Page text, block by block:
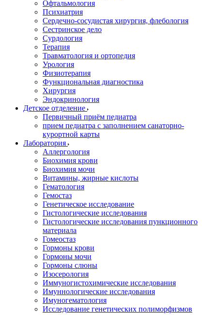
Офтальмология
Психиатрия
Сердечно-сосудистая хирургия, флебология
Сестринское дело
Сурдология
Терапия
Травматология и ортопедия
Урология
Физиотерапия
Функциональная диагностика
Хирургия
Эндокринология
Детское отделение
Первичный приём педиатра
прием педиатра с заполнением санаторно-
курортной карты
Лаборатория
Аллергология
Биохимия крови
Биохимия мочи
Витамины, жирные кислоты
Гематология
Гемостаз
Генетическое исследование
Гистологические исследования
Гистологические исследования пункционного
материала
Гомеостаз
Гормоны крови
Гормоны мочи
Гормоны слюны
Изосерология
Иммуногистохимические исследования
Имуннологические исследования
Имуногематология
Исследование генетических полиморфизмов